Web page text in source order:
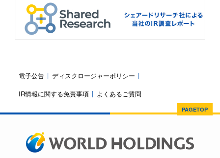
電子公告
ディスクロージャーポリシー
IR情報に関する免責事項
よくあるご質問
PAGETOP